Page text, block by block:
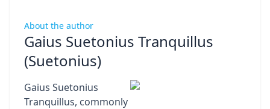
About the author
Gaius Suetonius Tranquillus
(Suetonius)
Gaius Suetonius
Tranquillus, commonly